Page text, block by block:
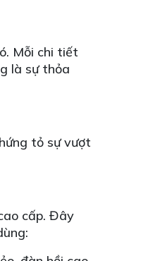
Mỗi chi tiết
là sự thỏa
tỏ sự vượt
cấp. Đây